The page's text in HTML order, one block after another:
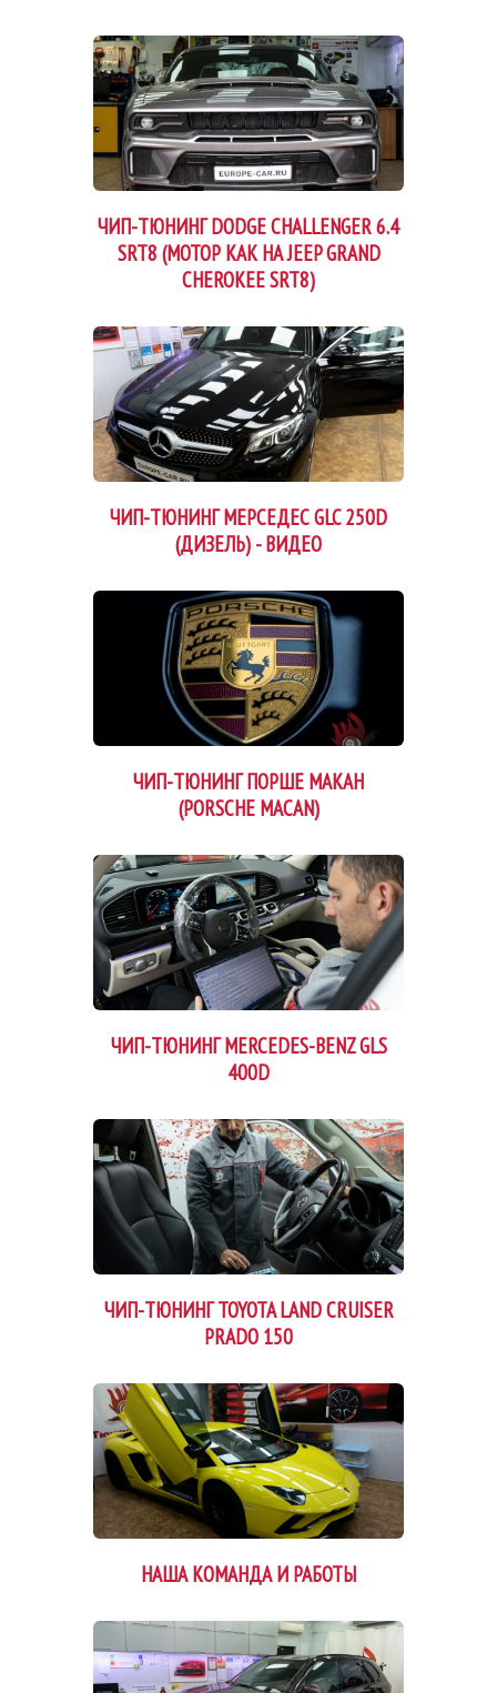
ЧИП-ТЮНИНГ DODGE CHALLENGER 6.4
SRT8 (МОТОР КАК НА JEEP GRAND
CHEROKEE SRT8)
ЧИП-ТЮНИНГ МЕРСЕДЕС GLC 250D
(ДИЗЕЛЬ) - ВИДЕО
ЧИП-ТЮНИНГ ПОРШЕ МАКАН
(PORSCHE MACAN)
ЧИП-ТЮНИНГ MERCEDES-BENZ GLS
400D
ЧИП-ТЮНИНГ TOYOTA LAND CRUISER
PRADO 150
НАША КОМАНДА И РАБОТЫ